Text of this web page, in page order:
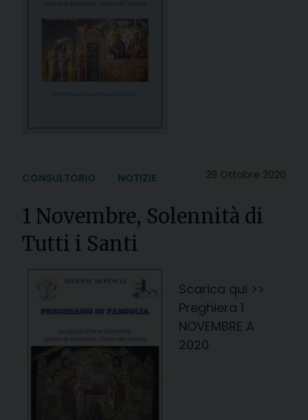
29 Ottobre 2020
CONSULTORIO NOTIZIE
1 Novembre, Solennità di
Tutti i Santi
Scarica qui >>
Preghiera 1
NOVEMBRE A
2020